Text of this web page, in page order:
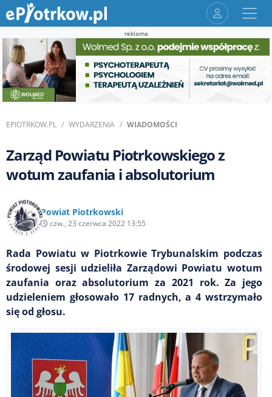
reklama
EPIOTRKOW.PL WYDARZENIA WIADOMOŚCI
Zarząd Powiatu Piotrkowskiego z
wotum zaufania i absolutorium
Powiat Piotrkowski
czw., 23 czerwca 2022 13:55
Rada Powiatu w Piotrkowie Trybunalskim podczas
środowej sesji udzieliła Zarządowi Powiatu wotum
zaufania oraz absolutorium za 2021 rok. Za jego
udzieleniem głosowało 17 radnych, a 4 wstrzymało
się od głosu.